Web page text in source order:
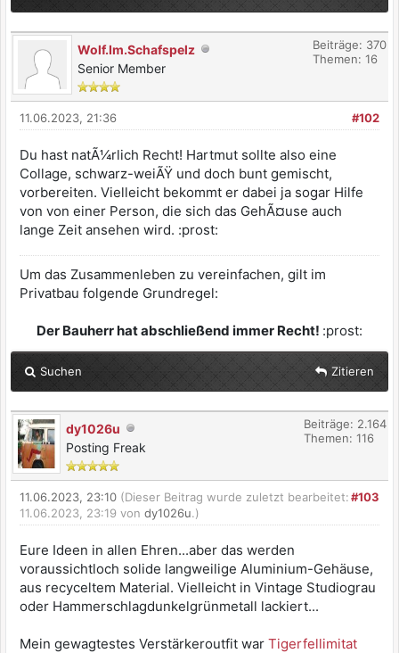
Wolf.Im.Schafspelz
Senior Member
Beiträge: 370
Themen: 16
#102
11.06.2023, 21:36
Du hast natÃ¼rlich Recht! Hartmut sollte also eine
Collage, schwarz-weiÃŸ und doch bunt gemischt,
vorbereiten. Vielleicht bekommt er dabei ja sogar Hilfe
von von einer Person, die sich das GehÃ¤use auch
lange Zeit ansehen wird. :prost:
Um das Zusammenleben zu vereinfachen, gilt im
Privatbau folgende Grundregel:
Der Bauherr hat abschließend immer Recht! :prost:
Suchen Zitieren
dy1026u
Posting Freak
Beiträge: 2.164
Themen: 116
#103
11.06.2023, 23:10 (Dieser Beitrag wurde zuletzt bearbeitet:
11.06.2023, 23:19 von dy1026u.)
Eure Ideen in allen Ehren...aber das werden
voraussichtloch solide langweilige Aluminium-Gehäuse,
aus recyceltem Material. Vielleicht in Vintage Studiograu
oder Hammerschlagdunkelgrünmetall lackiert...
Mein gewagtestes Verstärkeroutfit war Tigerfellimitat